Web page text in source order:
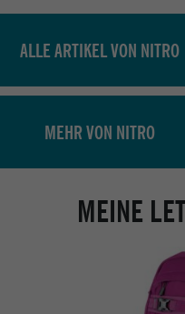
ALLE ARTIKEL VON NITRO
MEHR VON NITRO
MEINE